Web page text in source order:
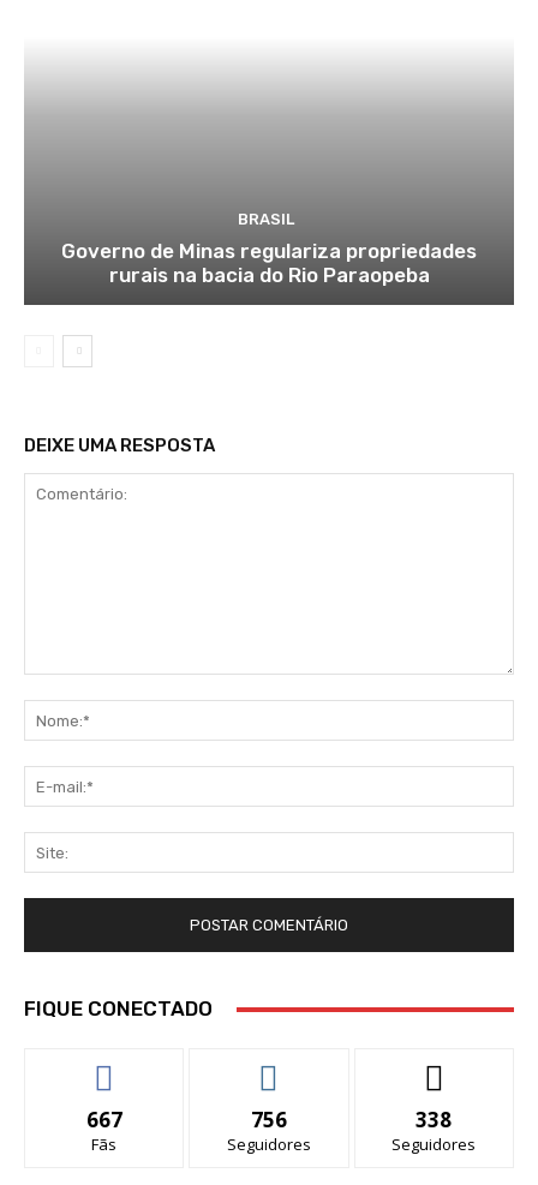
BRASIL
Governo de Minas regulariza propriedades
rurais na bacia do Rio Paraopeba
DEIXE UMA RESPOSTA
FIQUE CONECTADO
667
Fãs
756
Seguidores
338
Seguidores